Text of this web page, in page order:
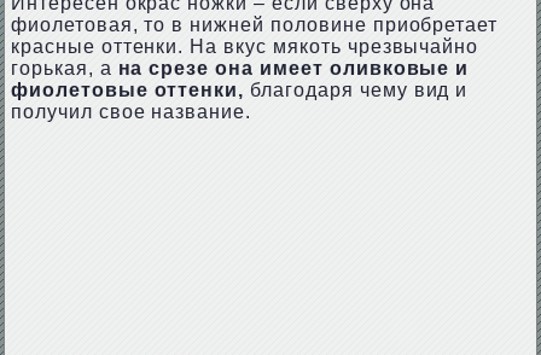
фиолетовая, то в нижней половине приобретает
красные оттенки. На вкус мякоть чрезвычайно
горькая, а на срезе она имеет оливковые и
фиолетовые оттенки, благодаря чему вид и
получил свое название.